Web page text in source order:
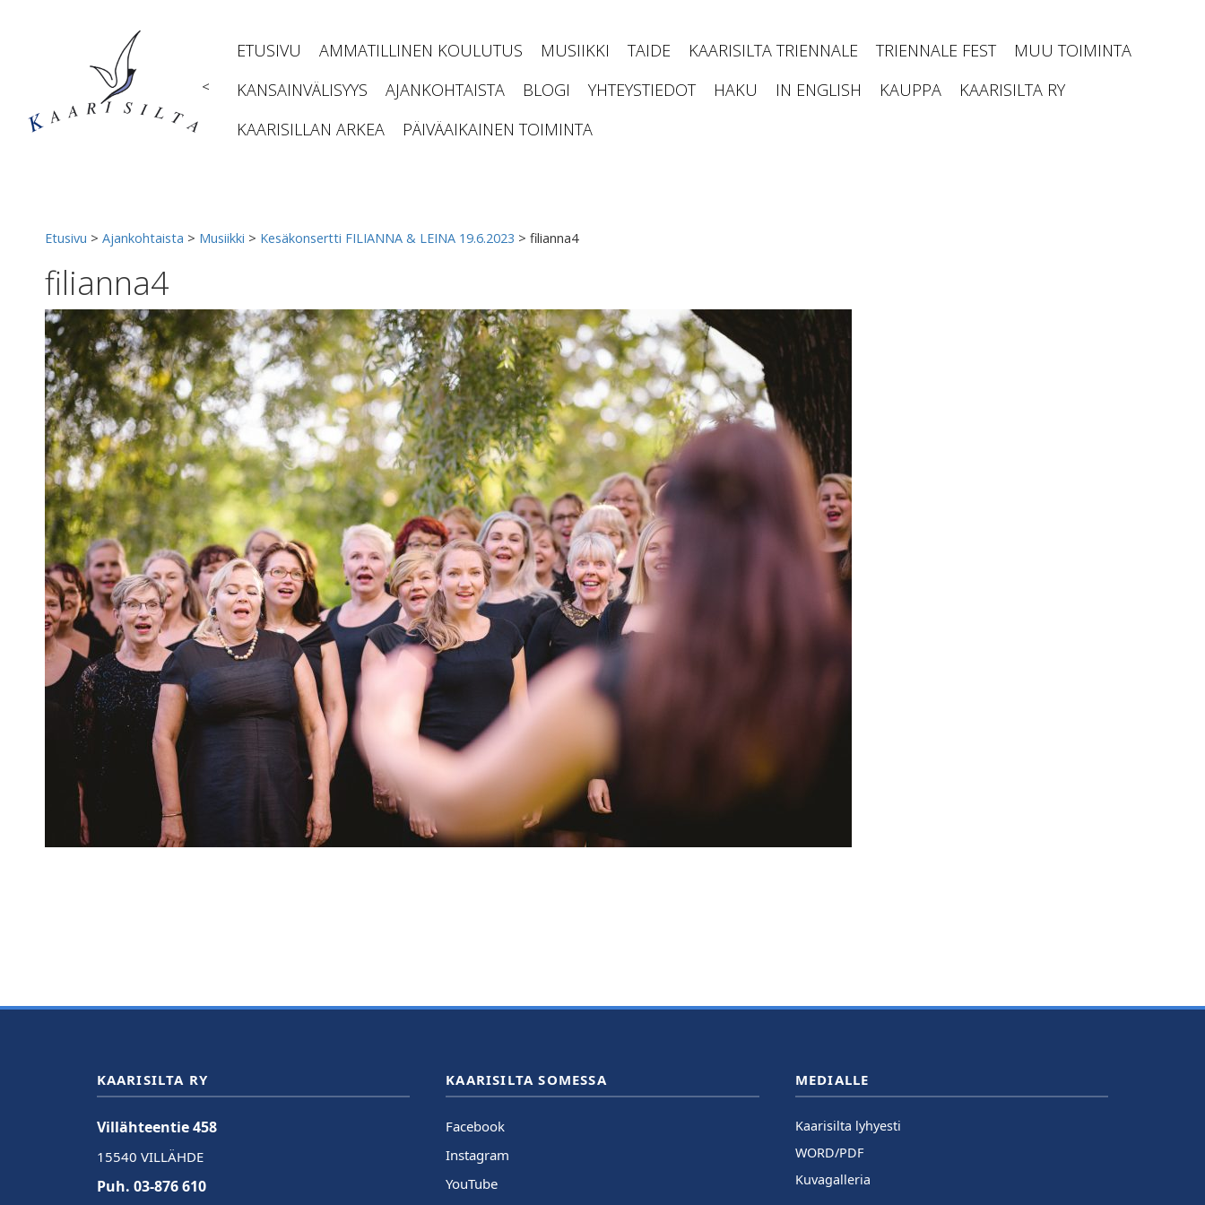
<
ETUSIVU AMMATILLINEN KOULUTUS MUSIIKKI TAIDE KAARISILTA TRIENNALE TRIENNALE FEST
MUU TOIMINTA
KANSAINVÄLISYYS
AJANKOHTAISTA BLOGI YHTEYSTIEDOT HAKU IN ENGLISH KAUPPA
KAARISILTA RY
KAARISILLAN ARKEA
PÄIVÄAIKAINEN TOIMINTA
Etusivu > Ajankohtaista > Musiikki > Kesäkonsertti FILIANNA & LEINA 19.6.2023 > filianna4
filianna4
KAARISILTA RY
Villähteentie 458
15540 VILLÄHDE
Puh. 03-876 610
KAARISILTA SOMESSA
Facebook
Instagram
YouTube
MEDIALLE
Kaarisilta lyhyesti
WORD/PDF
Kuvagalleria